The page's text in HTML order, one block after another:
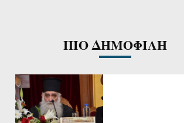
ΠΙΟ ΔΗΜΟΦΙΛΗ